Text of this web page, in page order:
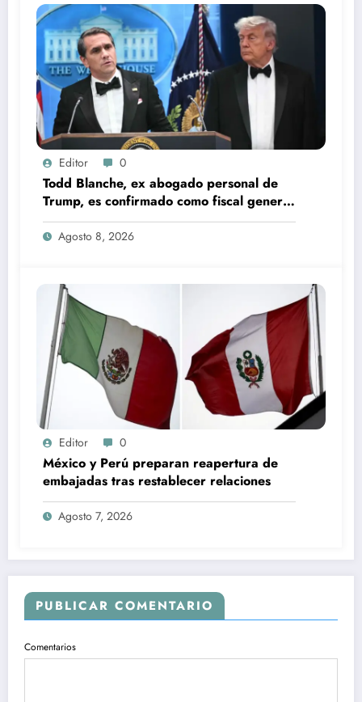
Editor 0
Todd Blanche, ex abogado personal de
Trump, es confirmado como fiscal general
de EU
Agosto 8, 2026
Editor 0
México y Perú preparan reapertura de
embajadas tras restablecer relaciones
Agosto 7, 2026
PUBLICAR COMENTARIO
Comentarios